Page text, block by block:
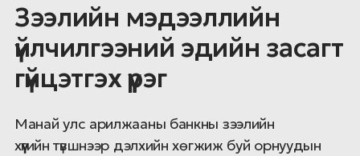
Зээлийн мэдээллийн
үйлчилгээний эдийн засагт
гүйцэтгэх үүрэг
Манай улс арилжааны банкны зээлийн
хүүгийн түвшнээр дэлхийн хөгжиж буй орнуудын